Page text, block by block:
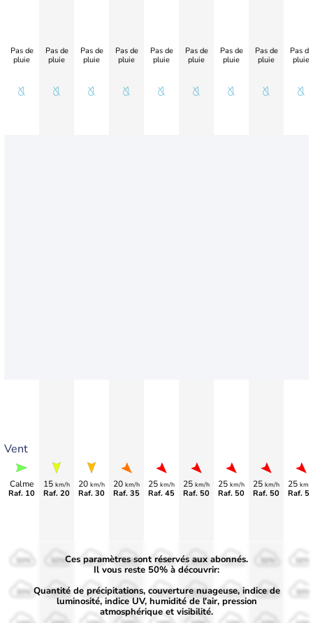
Vent
Pas de
pluie
Calme
Raf. 10
Pas de
pluie
15 km/h
Raf. 20
Pas de
pluie
20 km/h
Raf. 30
Pas de
pluie
20 km/h
Raf. 35
Pas de
pluie
25 km/h
Raf. 45
Pas de
pluie
25 km/h
Raf. 50
Pas de
pluie
25 km/h
Raf. 50
Pas de
pluie
25 km/h
Raf. 50
Pas de
pluie
25 km/
Raf.
50%
30%
50%
30%
50%
30%
50%
30%
50%
30%
50%
30%
50%
30% 30% 30%
Ces paramètres sont réservés aux abonnés.
Il vous reste 50% à découvrir:
Quantité de précipitations, couverture nuageuse, indice de
luminosité, indice UV, humidité de l'air, pression
atmosphérique et visibilité.